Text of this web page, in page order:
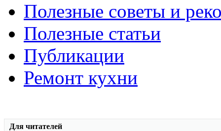
Полезные советы и
Полезные статьи
Публикации
Ремонт кухни
Для читателей